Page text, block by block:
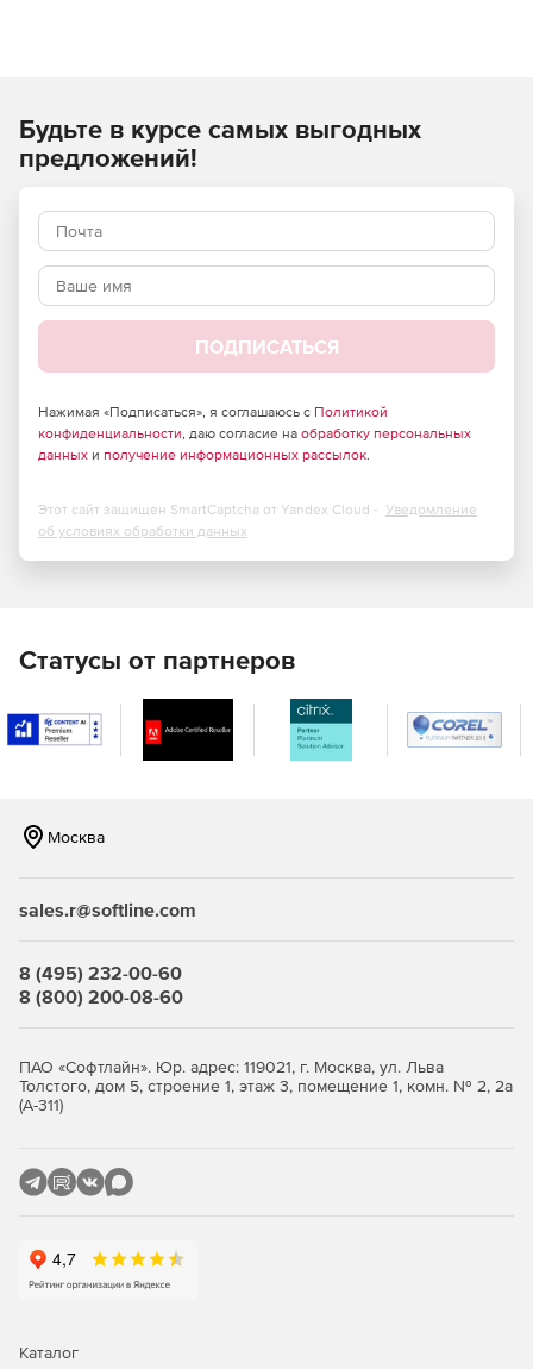
разнообразных сценариев применения.
Видеокамера прошла тщательное тестирование на
надежна защищена от пыли, и ее корпус гарантирует
работоспособность при погружении в воду на глубину 1 м
в течение 30 минут. Широкий диапазон напряжений:
Видеокамера допускает ±30% отклонения входного
уличных условиях с нестабильным напряжением.
Будьте в курсе самых выгодных
предложений!
ПОДПИСАТЬСЯ
Нажимая «Подписаться», я соглашаюсь с Политикой
конфиденциальности, даю согласие на обработку персональных
данных и получение информационных рассылок.
Этот сайт защищен SmartCaptcha от Yandex Cloud - Уведомление
об условиях обработки данных
Статусы от партнеров
Москва
sales.r@softline.com
8 (495) 232-00-60
8 (800) 200-08-60
ПАО «Софтлайн». Юр. адрес: 119021, г. Москва, ул. Льва
Толстого, дом 5, строение 1, этаж 3, помещение 1, комн. № 2, 2а
(А-311)
Каталог